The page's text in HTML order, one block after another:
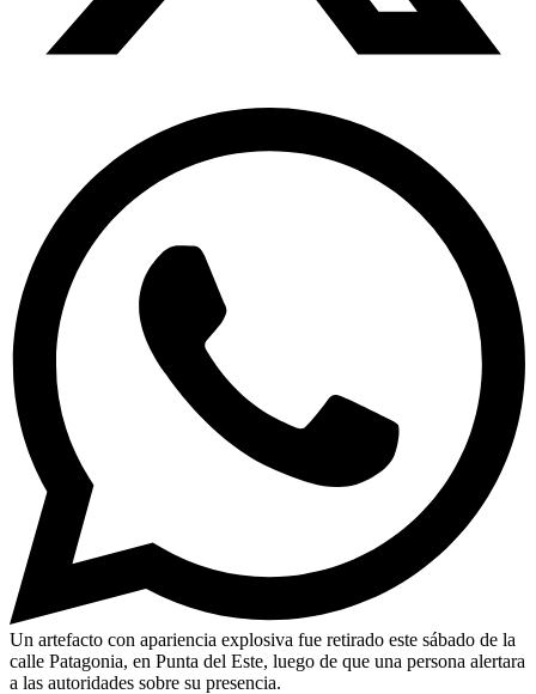
Un artefacto con apariencia explosiva fue retirado este sábado de la
calle Patagonia, en Punta del Este, luego de que una persona alertara
a las autoridades sobre su presencia.